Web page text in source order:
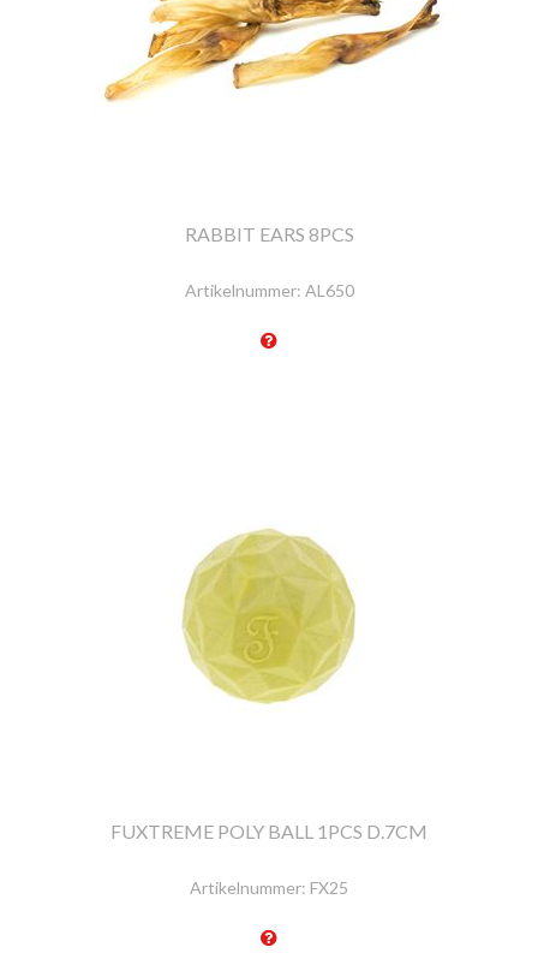
RABBIT EARS 8PCS
Artikelnummer: AL650
FUXTREME POLY BALL 1PCS D.7CM
Artikelnummer: FX25